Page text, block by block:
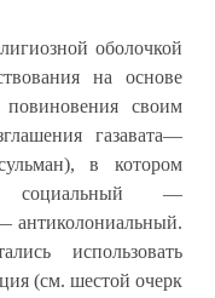
оболочкой
на основе
повиновения своим
газавата—
в котором
социальный —
антиколониальный.
использовать
(см. шестой очерк